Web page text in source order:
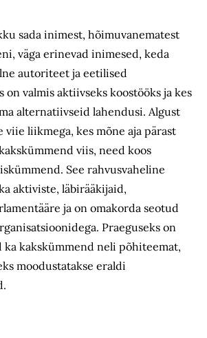
sada inimest, hõimuvanematest
väga erinevad inimesed, keda
autoriteet ja eetilised
on valmis aktiivseks koostööks ja kes
alternatiivseid lahendusi. Algust
viie liikmega, kes mõne aja pärast
viis, need koos
See rahvusvaheline
aktiviste, läbirääkijaid,
ja on omakorda seotud
Praeguseks on
ka kakskümmend neli põhiteemat,
moodustatakse eraldi